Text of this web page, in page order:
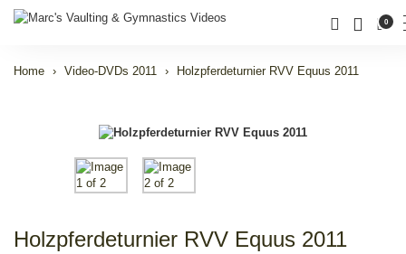
0
Home Video-DVDs 2011 Holzpferdeturnier RVV Equus 2011
Holzpferdeturnier RVV Equus 2011